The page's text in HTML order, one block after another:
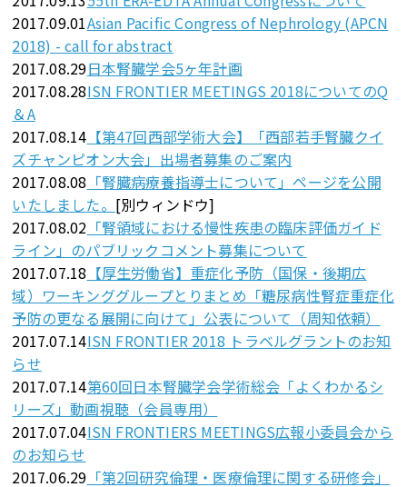
2017.09.01Asian Pacific Congress of Nephrology (APCN
2018) - call for abstract
2017.08.29日本腎臓学会5ヶ年計画
2017.08.28ISN FRONTIER MEETINGS 2018についてのQ
＆A
2017.08.14 【第47回西部学術大会】「西部若手腎臓クイ
ズチャンピオン大会」出場者募集のご案内
2017.08.08 「腎臓病療養指導士について」ページを公開
いたしました。 [別ウィンドウ]
2017.08.02 「腎領域における慢性疾患の臨床評価ガイド
ライン」のパブリックコメント募集について
2017.07.18 【厚生労働省】重症化予防（国保・後期広
域）ワーキンググループとりまとめ「糖尿病性腎症重症化
予防の更なる展開に向けて」公表について（周知依頼）
2017.07.14ISN FRONTIER 2018 トラベルグラントのお知
らせ
2017.07.14第60回日本腎臓学会学術総会「よくわかるシ
リーズ」動画視聴（会員専用）
2017.07.04ISN FRONTIERS MEETINGS広報小委員会から
のお知らせ
2017.06.29 「第2回研究倫理・医療倫理に関する研修会」